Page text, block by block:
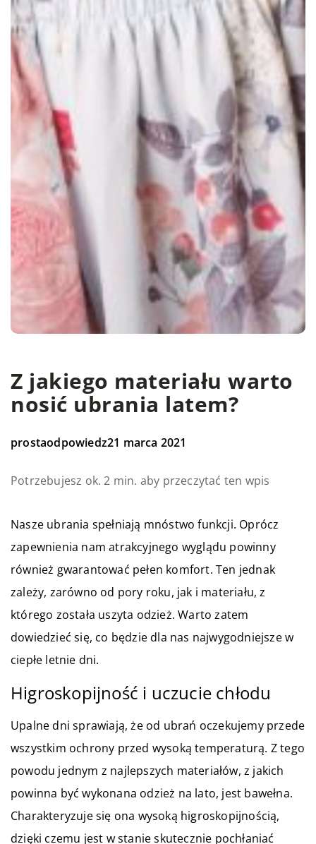
Z jakiego materiału warto
nosić ubrania latem?
prostaodpowiedz21 marca 2021
Potrzebujesz ok. 2 min. aby przeczytać ten wpis
Nasze ubrania spełniają mnóstwo funkcji. Oprócz
zapewnienia nam atrakcyjnego wyglądu powinny
również gwarantować pełen komfort. Ten jednak
zależy, zarówno od pory roku, jak i materiału, z
którego została uszyta odzież. Warto zatem
dowiedzieć się, co będzie dla nas najwygodniejsze w
ciepłe letnie dni.
Higroskopijność i uczucie chłodu
Upalne dni sprawiają, że od ubrań oczekujemy przede
wszystkim ochrony przed wysoką temperaturą. Z tego
powodu jednym z najlepszych materiałów, z jakich
powinna być wykonana odzież na lato, jest bawełna.
Charakteryzuje się ona wysoką higroskopijnością,
dzięki czemu jest w stanie skutecznie pochłaniać